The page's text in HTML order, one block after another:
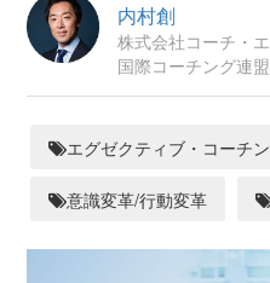
内村創
株式会社コーチ・
国際コーチング連
エグゼクティブ・コーチ
意識変革/行動変革